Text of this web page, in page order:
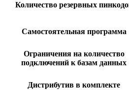
Количество резервных
Самостоятельная программа
Ограничения на количество
подключений к базам данных
Дистрибутив в комплекте